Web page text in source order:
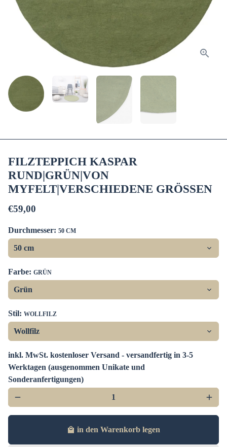
FILZTEPPICH KASPAR
RUND|GRÜN|VON
MYFELT|VERSCHIEDENE GRÖSSEN
€59,00
Durchmesser: 50 CM
Farbe: GRÜN
Stil: WOLLFILZ
inkl. MwSt. kostenloser Versand - versandfertig in 3-5
Werktagen (ausgenommen Unikate und
Sonderanfertigungen)
remove add
local_mall in den Warenkorb legen